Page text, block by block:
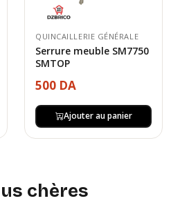
QUINCAILLERIE GÉNÉRALE
Serrure meuble SM7750
SMTOP
500 DA
Ajouter au panier
chères